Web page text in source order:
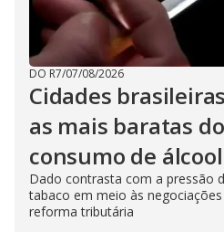
DO R7/07/08/2026
Cidades
as mais baratas
consumo de
Dado contrasta com a pressão
tabaco em meio às
reforma tributária